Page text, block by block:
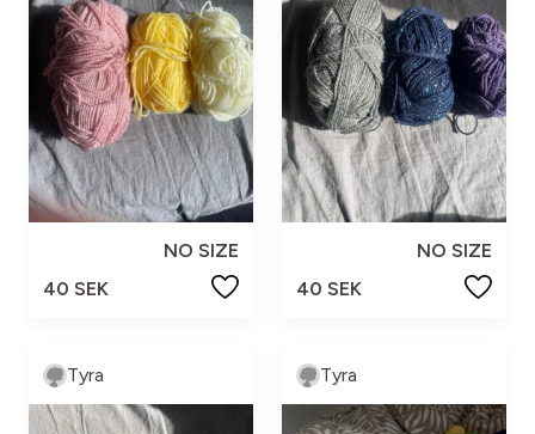
NO SIZE
40 SEK
NO SIZE
40 SEK
Tyra Tyra